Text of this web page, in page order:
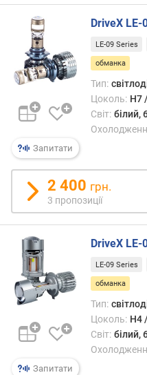
Запитати
DriveX
LE-09 Series
обманка
Тип:
Цоколь: H7
Світ: білий,
2 400 грн.
3 пропозиції
Запитати
DriveX
LE-09 Series
обманка
Тип:
Цоколь: H4
Світ: білий,